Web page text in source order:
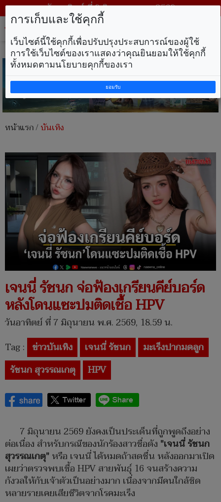
วันอาทิตย์ ที่ 9 สิงหาคม พ.ศ. 2569
หน้าแรก/บันเทิง
เจนนี่ รัชนก จ่อฟ้องเกรียนคีย์บอร์ด
หลังโดนแซะปมติดเชื้อ HPV
วันอาทิตย์ ที่ 7 มิถุนายน พ.ศ. 2569, 18.59 น.
Tag : ข่าวบันเทิง เจนนี่ รัชนก
มะเร็งปากมดลูก
รัชนก สุวรรณเกตุ
HPV
7 มิถุนายน 2569 ยังคงเป็นประเด็นที่ถูกพูดถึงอย่าง
ต่อเนื่อง สำหรับกรณีของนักร้องสาวชื่อดัง "เจนนี่ รัชนก
สุวรรณเกตุ"หรือ เจนนี่ ได้หมดถ้าสดชื่น หลังออกมาเปิด
เผยว่าตรวจพบเชื้อ HPV สายพันธุ์ 16 จนสร้างความ
กังวลให้กับเจ้าตัวเป็นอย่างมาก เนื่องจากมีคนใกล้ชิด
หลายรายเคยเสียชีวิตจากโรคมะเร็ง
การเก็บและใช้คุกกี้
เว็บไซต์นี้ใช้คุกกี้เพื่อปรับปรุงประสบการณ์ของผู้ใช้
การใช้เว็บไซต์ของเราแสดงว่าคุณยินยอมให้ใช้คุกกี้
ทั้งหมดตามนโยบายคุกกี้ของเรา
ยอมรับ